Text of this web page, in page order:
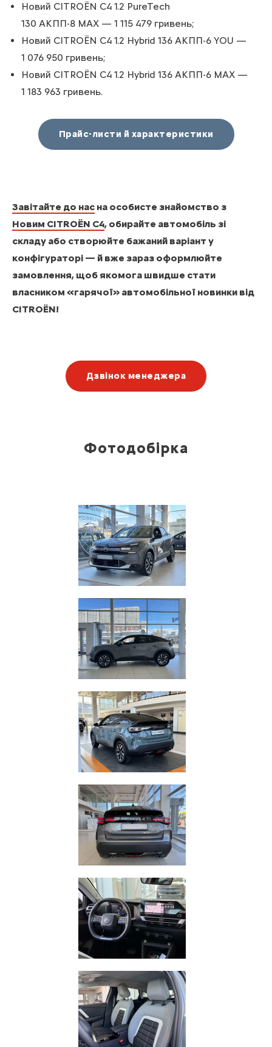
Новий CITROЁN С4 1.2 PureTech
130 АКПП-8 MAX — 1 115 479 гривень;
Новий CITROЁN С4 1.2 Hybrid 136 АКПП-6 YOU —
1 076 950 гривень;
Новий CITROЁN С4 1.2 Hybrid 136 АКПП-6 MAX —
1 183 963 гривень.
Прайс-листи й характеристики
Завітайте до нас на особисте знайомство з
Новим CITROЁN С4, обирайте автомобіль зі
складу або створюйте бажаний варіант у
конфігураторі — й вже зараз оформлюйте
замовлення, щоб якомога швидше стати
власником «гарячої» автомобільної новинки від
CITROЁN!
Дзвінок менеджера
Фотодобірка